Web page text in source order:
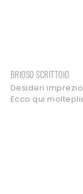
BRIOSO SCRITTOIO
Desideri
Ecco qui